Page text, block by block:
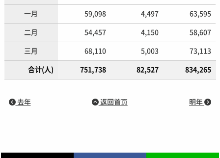
一月 59,098 4,497 63,595
二月 54,457 4,150 58,607
三月 68,110 5,003 73,113
合计(人) 751,738 82,527 834,265
去年 返回首页 明年